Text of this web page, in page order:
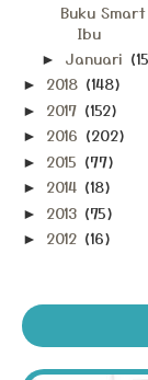
Buku
Ibu
► Januari
► 2018 (148)
► 2017 (152)
► 2016 (202)
► 2015 (77)
► 2014 (18)
► 2013 (75)
► 2012 (16)